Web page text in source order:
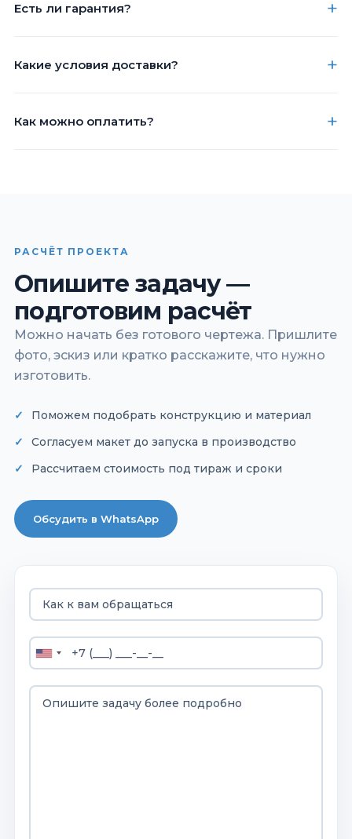
Есть ли гарантия?
Какие условия доставки?
Как можно оплатить?
РАСЧЁТ ПРОЕКТА
Опишите задачу —
подготовим расчёт
Можно начать без готового чертежа. Пришлите
фото, эскиз или кратко расскажите, что нужно
изготовить.
Поможем подобрать конструкцию и материал
Согласуем макет до запуска в производство
Рассчитаем стоимость под тираж и сроки
Обсудить в WhatsApp